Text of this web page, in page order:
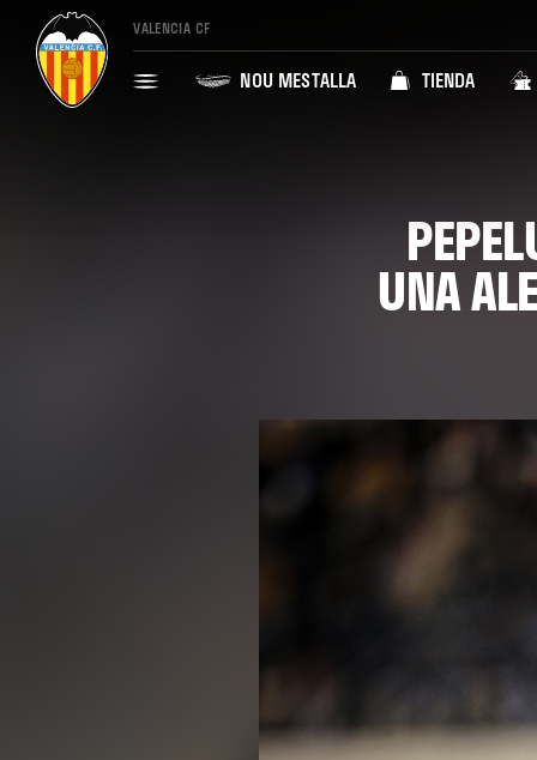
VALENCIA CF
NOU MESTALLA TIENDA
UNA